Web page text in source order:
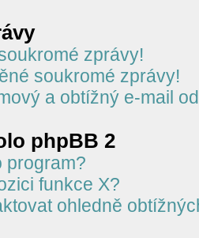
zprávy!
soukromé zprávy!
a obtížný e-mail
phpBB 2
program?
funkce X?
ohledně